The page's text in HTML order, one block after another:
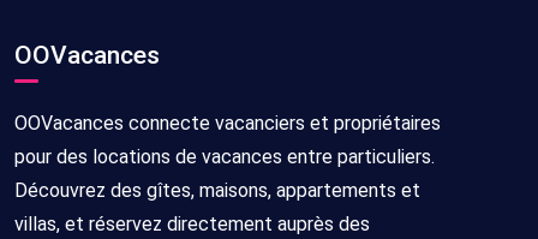
OOVacances
OOVacances connecte vacanciers et propriétaires
pour des locations de vacances entre particuliers.
Découvrez des gîtes, maisons, appartements et
villas, et réservez directement auprès des